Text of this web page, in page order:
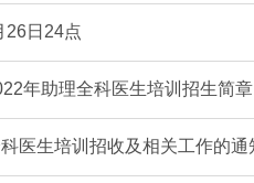
26日24点
年助理全科医生培训招生简章
医生培训招收及相关工作的通